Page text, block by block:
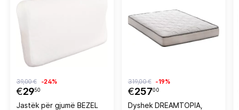
€2950
39,00 € -24%
Jastëk për gjumë BEZEL
€25700
319,00 € -19%
Dyshek DREAMTOPIA,